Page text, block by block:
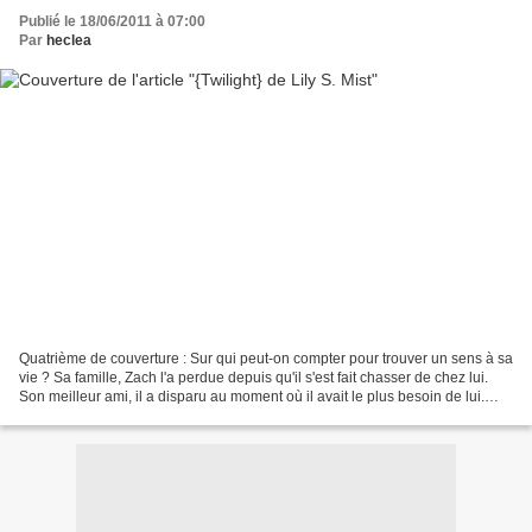
Publié le 18/06/2011 à 07:00
Par heclea
Quatrième de couverture : Sur qui peut-on compter pour trouver un sens à sa
vie ? Sa famille, Zach l'a perdue depuis qu'il s'est fait chasser de chez lui.
Son meilleur ami, il a disparu au moment où il avait le plus besoin de lui.